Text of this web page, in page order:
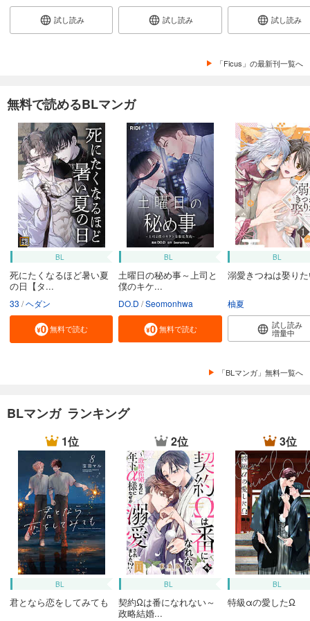
試し読み 試し読み 試し読み
「Ficus」の最新刊一覧へ
無料で読めるBLマンガ
BL
死にたくなるほど暑い夏
の日【タ...
33 ヘダン
無料で読む
BL
土曜日の秘め事～上司と
僕のキケ...
DO.D Seomonhwa
無料で読む
BL
溺愛きつねは娶り
柚夏
試し読み
増量中
「BLマンガ」無料一覧へ
BLマンガ ランキング
1位
BL
君となら恋をしてみても
2位
BL
契約Ωは番になれない～
政略結婚...
3位
BL
特級αの愛したΩ